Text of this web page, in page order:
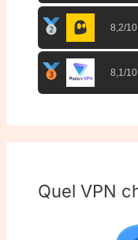
8,2/10
8,1/10
Quel VPN